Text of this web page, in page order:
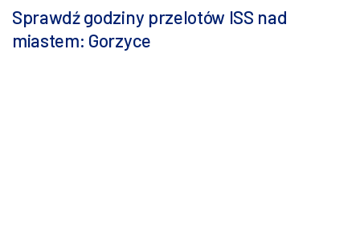
Sprawdź godziny przelotów ISS nad
miastem: Gorzyce